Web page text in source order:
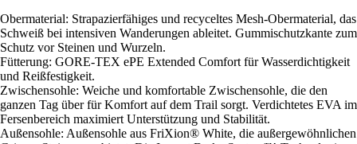
Obermaterial: Strapazierfähiges und recyceltes Mesh-Obermaterial, das
Schweiß bei intensiven Wanderungen ableitet. Gummischutzkante zum
Schutz vor Steinen und Wurzeln.
Fütterung: GORE-TEX ePE Extended Comfort für Wasserdichtigkeit
und Reißfestigkeit.
Zwischensohle: Weiche und komfortable Zwischensohle, die den
ganzen Tag über für Komfort auf dem Trail sorgt. Verdichtetes EVA im
Fersenbereich maximiert Unterstützung und Stabilität.
Außensohle: Außensohle aus FriXion® White, die außergewöhnlichen